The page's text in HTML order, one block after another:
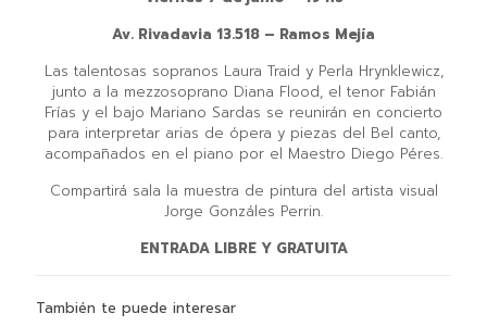
Av. Rivadavia 13.518 – Ramos Mejía
Las talentosas sopranos Laura Traid y Perla Hrynklewicz,
junto a la mezzosoprano Diana Flood, el tenor Fabián
Frías y el bajo Mariano Sardas se reunirán en concierto
para interpretar arias de ópera y piezas del Bel canto,
acompañados en el piano por el Maestro Diego Péres.
Compartirá sala la muestra de pintura del artista visual
Jorge Gonzáles Perrin.
ENTRADA LIBRE Y GRATUITA
También te puede interesar